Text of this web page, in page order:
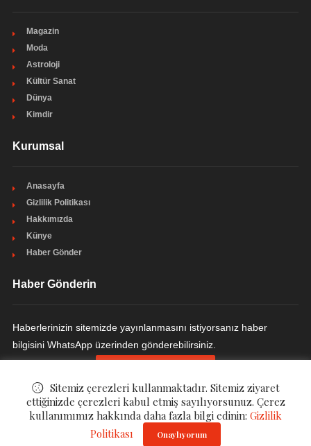
Magazin
Moda
Astroloji
Kültür Sanat
Dünya
Kimdir
Kurumsal
Anasayfa
Gizlilik Politikası
Hakkımızda
Künye
Haber Gönder
Haber Gönderin
Haberlerinizin sitemizde yayınlanmasını istiyorsanız haber
bilgisini WhatsApp üzerinden gönderebilirsiniz.
Magazzi - Magazin Haberleri . All Rights Reserved.
Sitemiz çerezleri kullanmaktadır. Sitemiz ziyaret
ettiğinizde çerezleri kabul etmiş sayılıyorsunuz. Çerez
kullanımımız hakkında daha fazla bilgi edinin: Gizlilik
Politikası
Onaylıyorum